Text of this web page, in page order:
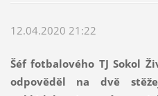
12.04.2020 21:22
Šéf fotbalového TJ Sokol
odpověděl na dvě